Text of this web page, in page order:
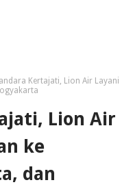
Kertajati, Lion Air Layani
Lion Air
ke
dan